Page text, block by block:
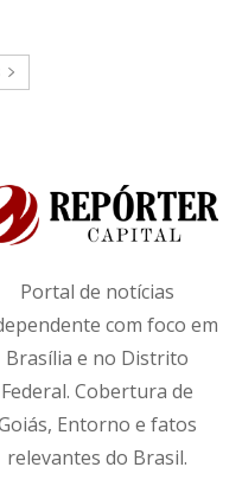
Portal de notícias
com foco em
Brasília e no Distrito
Federal. Cobertura de
Entorno e fatos
relevantes do Brasil.